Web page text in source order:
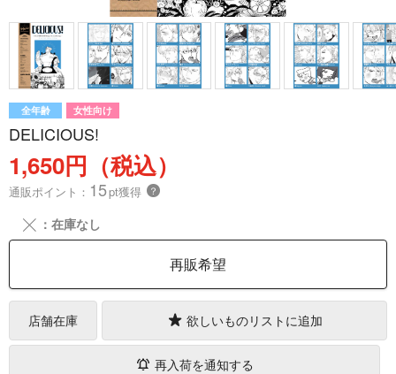
全年齢 女性向け
DELICIOUS!
1,650円（税込）
通販ポイント： 15pt獲得 ？
╳ ：在庫なし
再販希望
店舗在庫 欲しいものリストに追加
再入荷を通知する